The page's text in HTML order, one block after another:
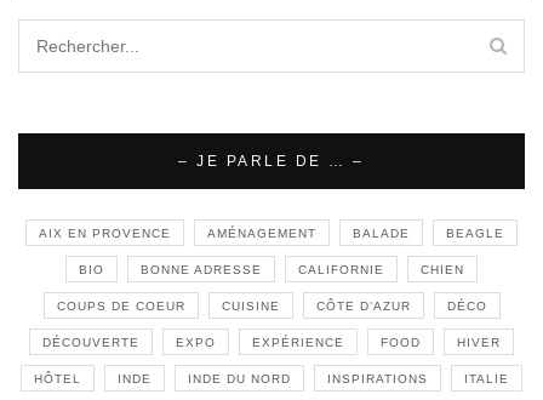
– JE PARLE DE … –
AIX EN PROVENCE AMÉNAGEMENT BALADE BEAGLE
BIO BONNE ADRESSE CALIFORNIE CHIEN
COUPS DE COEUR CUISINE CÔTE D'AZUR DÉCO
DÉCOUVERTE EXPO EXPÉRIENCE FOOD HIVER
HÔTEL INDE INDE DU NORD INSPIRATIONS ITALIE